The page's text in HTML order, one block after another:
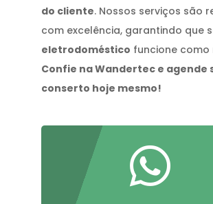
do cliente. Nossos serviços são
com excelência, garantindo que
eletrodoméstico funcione como
Confie na Wandertec e agende
conserto hoje mesmo!
